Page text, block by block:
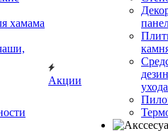
хамама
Акции
ухода